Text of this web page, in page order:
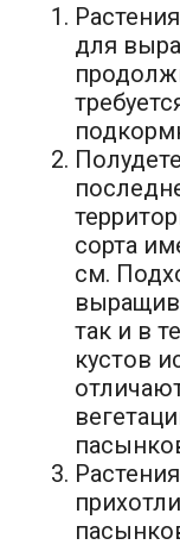
для
сорта
см.
так и в
кустов